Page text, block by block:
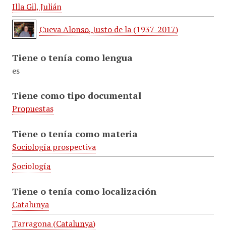
Illa Gil, Julián
Cueva Alonso, Justo de la (1937-2017)
Tiene o tenía como lengua
es
Tiene como tipo documental
Propuestas
Tiene o tenía como materia
Sociología prospectiva
Sociología
Tiene o tenía como localización
Catalunya
Tarragona (Catalunya)